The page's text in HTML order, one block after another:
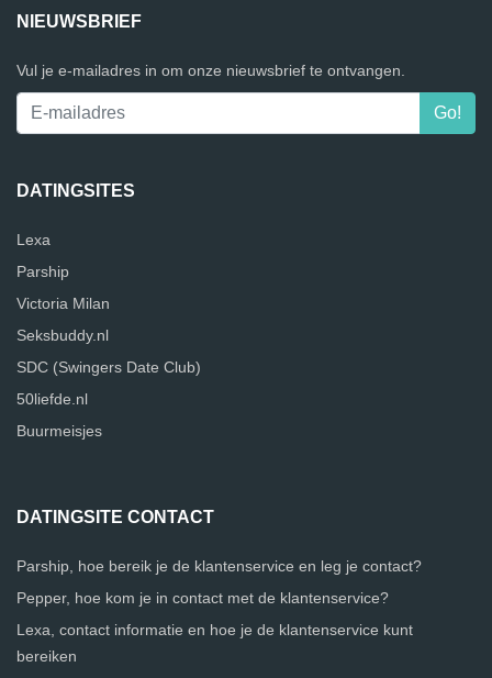
NIEUWSBRIEF
Vul je e-mailadres in om onze nieuwsbrief te ontvangen.
DATINGSITES
Lexa
Parship
Victoria Milan
Seksbuddy.nl
SDC (Swingers Date Club)
50liefde.nl
Buurmeisjes
DATINGSITE CONTACT
Parship, hoe bereik je de klantenservice en leg je contact?
Pepper, hoe kom je in contact met de klantenservice?
Lexa, contact informatie en hoe je de klantenservice kunt
bereiken